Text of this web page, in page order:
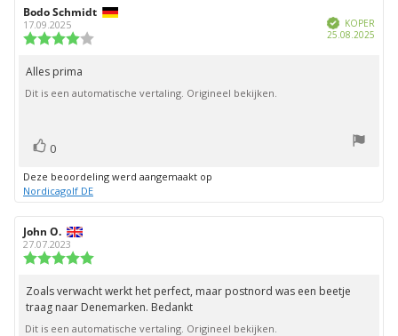
Auteur
van
deze
beoordeling:
Bodo Schmidt
17.09.2025
sterren
Geverifieerd
KOPER
25.08.2025
Beoordelingstekst:
Alles prima
Dit is een automatische vertaling. Origineel bekijken.
Stem
omhoog
0
Deze beoordeling werd aangemaakt op
Nordicagolf DE
Auteur
van
deze
beoordeling:
John O.
27.07.2023
uit
5
sterren
Beoordelingstekst:
Zoals verwacht werkt het perfect, maar postnord was een beetje
traag naar Denemarken. Bedankt
Dit is een automatische vertaling. Origineel bekijken.